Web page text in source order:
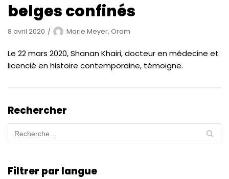
belges confinés
8 avril 2020 Marie Meyer, Oram
Le 22 mars 2020, Shanan Khairi, docteur en médecine et
licencié en histoire contemporaine, témoigne.
Rechercher
Filtrer par langue